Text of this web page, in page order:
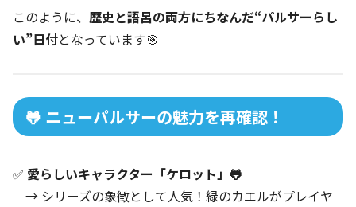
このように、 歴史と語呂の両方にちなんだ“パルサーらし
い”日付となっています🎯
🐸 ニューパルサーの魅力を再確認！
✅ 愛らしいキャラクター「ケロット」🐸
→ シリーズの象徴として人気！緑のカエルがプレイヤ